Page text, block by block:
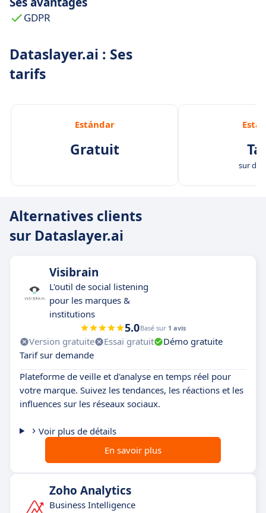
GDPR
Dataslayer.ai : Ses
tarifs
Estándar
Gratuit
sur
Alternatives clients
sur Dataslayer.ai
Visibrain
L'outil de social listening
pour les marques &
institutions
5.0Basé sur 1 avis
Version gratuite Essai gratuit
Démo gratuite
Tarif sur demande
Plateforme de veille et d'analyse en temps réel pour
votre marque. Suivez les tendances, les réactions et les
influences sur les réseaux sociaux.
Voir plus de détails
En savoir plus
Zoho Analytics
Business Intelligence